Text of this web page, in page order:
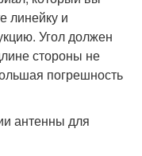
линейку и
Угол должен
стороны не
погрешность
антенны для